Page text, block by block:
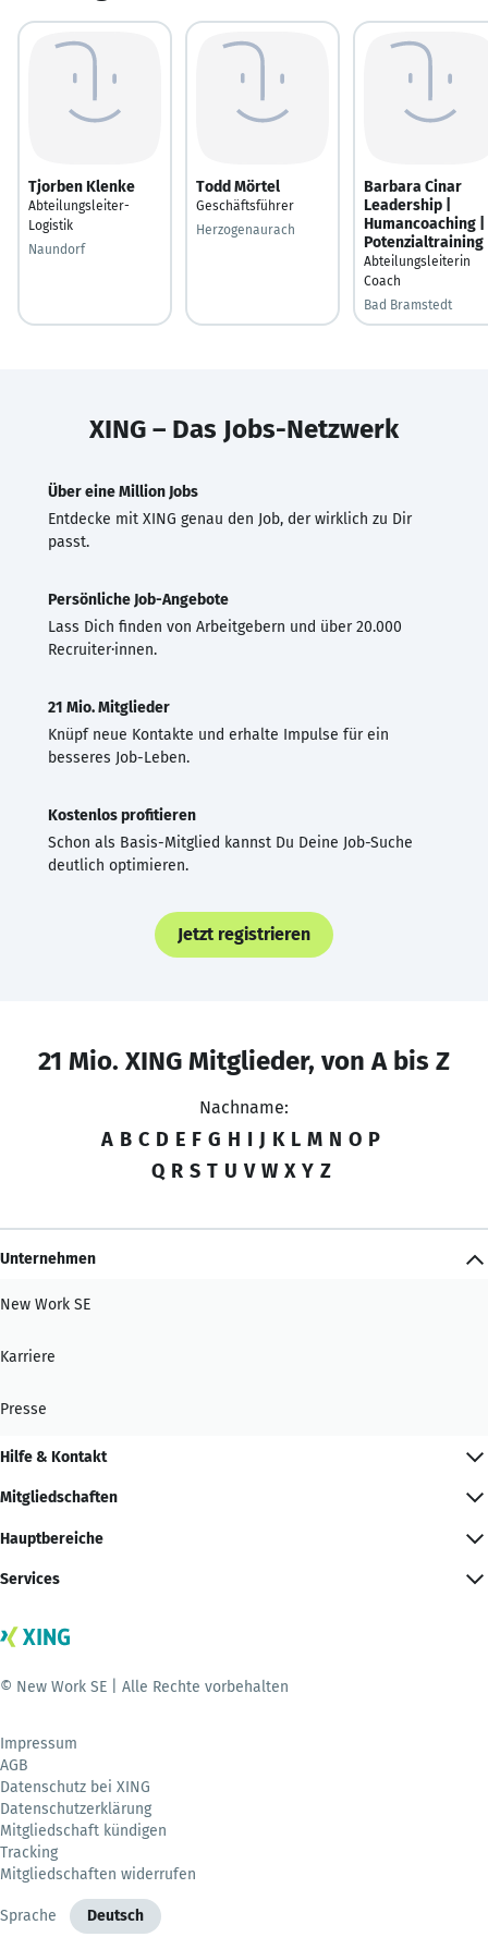
Tjorben Klenke
Abteilungsleiter-
Logistik
Naundorf
Todd Mörtel
Geschäftsführer
Herzogenaurach
Barbara Cinar
Leadership |
Humancoaching |
Potenzialtraining
Abteilungsleiterin
Coach
Bad Bramstedt
XING – Das Jobs-Netzwerk
Über eine Million Jobs
Entdecke mit XING genau den Job, der wirklich zu Dir
passt.
Persönliche Job-Angebote
Lass Dich finden von Arbeitgebern und über 20.000
Recruiter·innen.
21 Mio. Mitglieder
Knüpf neue Kontakte und erhalte Impulse für ein
besseres Job-Leben.
Kostenlos profitieren
Schon als Basis-Mitglied kannst Du Deine Job-Suche
deutlich optimieren.
Jetzt registrieren
21 Mio. XING Mitglieder, von A bis Z
Nachname:
A B C D E F G H I J K L M N O P
Q R S T U V W X Y Z
Unternehmen
New Work SE
Karriere
Presse
Hilfe & Kontakt
Mitgliedschaften
Hauptbereiche
Services
© New Work SE | Alle Rechte vorbehalten
Impressum
AGB
Datenschutz bei XING
Datenschutzerklärung
Mitgliedschaft kündigen
Tracking
Mitgliedschaften widerrufen
Sprache Deutsch